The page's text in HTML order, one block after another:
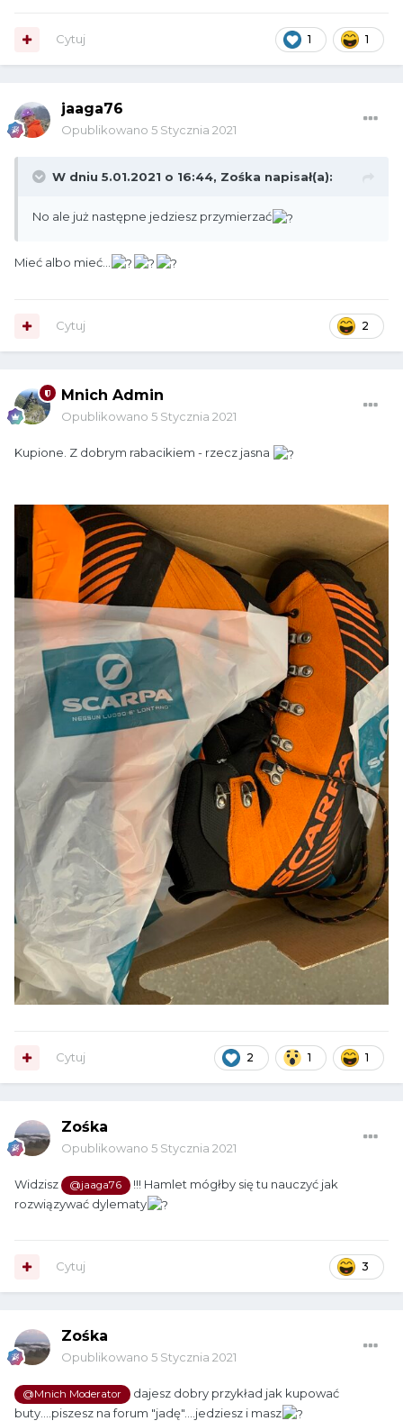
1 1
Cytuj
jaaga76
Opublikowano 5 Stycznia 2021
W dniu 5.01.2021 o 16:44, Zośka napisał(a):
No ale już następne jedziesz przymierzać
Mieć albo mieć...
2
Cytuj
Mnich Admin
Opublikowano 5 Stycznia 2021
Kupione. Z dobrym rabacikiem - rzecz jasna
2 1 1
Cytuj
Zośka
Opublikowano 5 Stycznia 2021
Widzisz @jaaga76
!!! Hamlet mógłby się tu nauczyć jak
rozwiązywać dylematy
3
Cytuj
Zośka
Opublikowano 5 Stycznia 2021
@Mnich Moderator
dajesz dobry przykład jak kupować
buty....piszesz na forum "jadę"....jedziesz i masz